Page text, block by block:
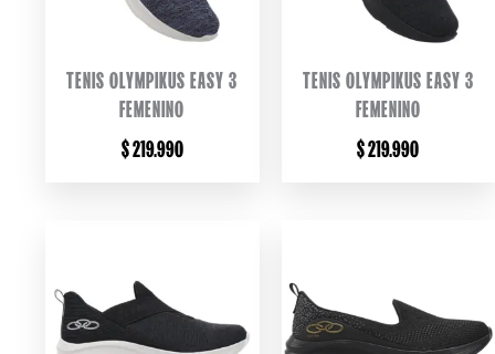
TENIS OLYMPIKUS EASY 3
FEMENINO
$219.990
TENIS OLYMPIKUS EASY 3
FEMENINO
$219.990